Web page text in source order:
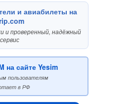
и авиабилеты на
и проверенный, надёжный
сервис
на сайте Yesim
пользователям
в РФ